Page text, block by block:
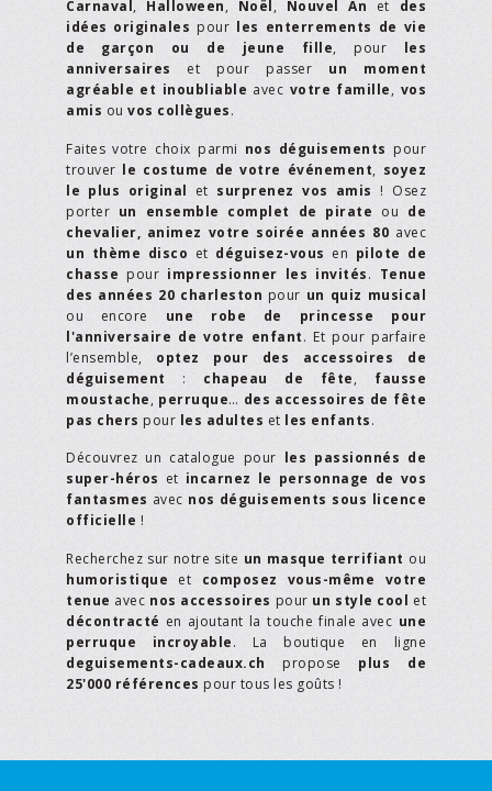
Carnaval , Halloween, Noël , Nouvel An et des
idées originales pour les enterrements de vie
de garçon ou de jeune fille, pour les
anniversaires et pour passer un moment
agréable et inoubliable avec votre famille, vos
amis ou vos collègues.
Faites votre choix parmi nos déguisements pour
trouver le costume de votre événement, soyez
le plus original et surprenez vos amis ! Osez
porter un ensemble complet de pirate ou de
chevalier, animez votre soirée années 80 avec
un thème disco et déguisez-vous en pilote de
chasse pour impressionner les invités. Tenue
des années 20 charleston pour un quiz musical
ou encore une robe de princesse pour
l'anniversaire de votre enfant. Et pour parfaire
l’ensemble, optez pour des accessoires de
déguisement : chapeau de fête, fausse
moustache, perruque… des accessoires de fête
pas chers pour les adultes et les enfants.
Découvrez un catalogue pour les passionnés de
super-héros et incarnez le personnage de vos
fantasmes avec nos déguisements sous licence
officielle !
Recherchez sur notre site un masque terrifiant ou
humoristique et composez vous-même votre
tenue avec nos accessoires pour un style cool et
décontracté en ajoutant la touche finale avec une
perruque incroyable. La boutique en ligne
deguisements-cadeaux.ch propose plus de
25'000 références pour tous les goûts !